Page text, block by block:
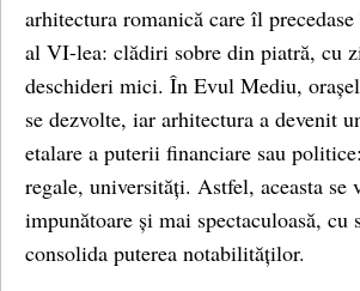
arhitectura romanică care îl
al VI-lea: clădiri sobre din piatră, cu
deschideri mici. În Evul Mediu,
se dezvolte, iar arhitectura a devenit
etalare a puterii financiare sau
regale, universități. Astfel, aceasta se
impunătoare și mai spectaculoasă, cu
consolida puterea notabilităților.